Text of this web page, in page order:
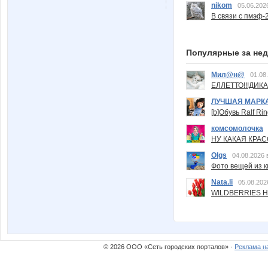
nikom
В связи с пмэф-
Популярные за
Мил@н@
ЛУЧШАЯ
[b]Обувь Ralf
комсомолочка
НУ КАКАЯ
Olgs
04.08.2026
Фото вещей из
Nata.li
© 2026 ООО «Сеть городских порталов» · Реклама